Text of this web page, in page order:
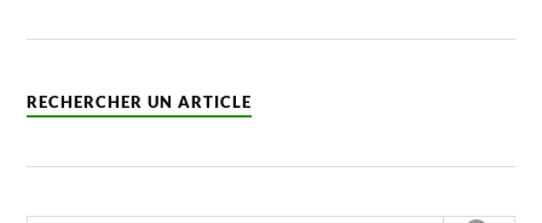
RECHERCHER UN ARTICLE